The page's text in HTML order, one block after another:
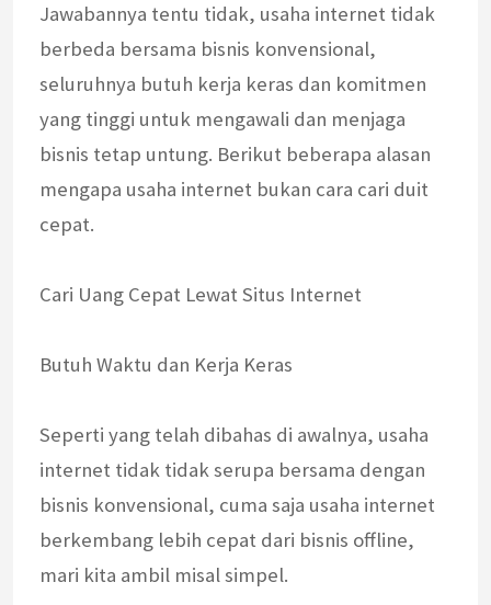
Jawabannya tentu tidak, usaha internet tidak
berbeda bersama bisnis konvensional,
seluruhnya butuh kerja keras dan komitmen
yang tinggi untuk mengawali dan menjaga
bisnis tetap untung. Berikut beberapa alasan
mengapa usaha internet bukan cara cari duit
cepat.
Cari Uang Cepat Lewat Situs Internet
Butuh Waktu dan Kerja Keras
Seperti yang telah dibahas di awalnya, usaha
internet tidak tidak serupa bersama dengan
bisnis konvensional, cuma saja usaha internet
berkembang lebih cepat dari bisnis offline,
mari kita ambil misal simpel.